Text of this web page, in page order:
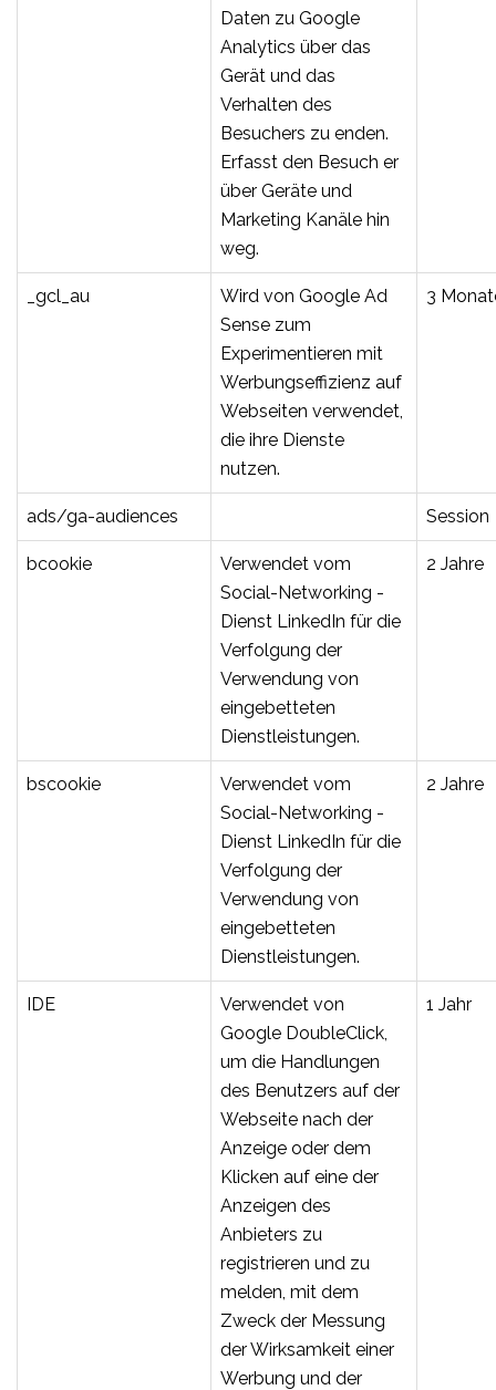
Daten zu Google
Analytics über das
Gerät und das
Verhalten des
Besuchers zu enden.
Erfasst den Besuch er
über Geräte und
Marketing Kanäle hin
weg.
_gcl_au
Wird von Google Ad
Sense zum
Experimentieren mit
Werbungseffizienz auf
Webseiten verwendet,
die ihre Dienste
nutzen.
3
ads/ga-audiences Session
bcookie
Verwendet vom
Social-Networking -
Dienst LinkedIn für die
Verfolgung der
Verwendung von
eingebetteten
Dienstleistungen.
2 Jahre
bscookie
Verwendet vom
Social-Networking -
Dienst LinkedIn für die
Verfolgung der
Verwendung von
eingebetteten
Dienstleistungen.
2 Jahre
IDE
Verwendet von
Google DoubleClick,
um die Handlungen
des Benutzers auf der
Webseite nach der
Anzeige oder dem
Klicken auf eine der
Anzeigen des
Anbieters zu
registrieren und zu
melden, mit dem
Zweck der Messung
der Wirksamkeit einer
Werbung und der
1 Jahr